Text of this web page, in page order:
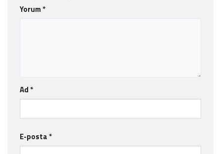
Yorum *
Ad *
E-posta *